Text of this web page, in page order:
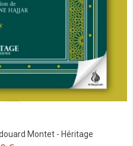
Montet - Héritage